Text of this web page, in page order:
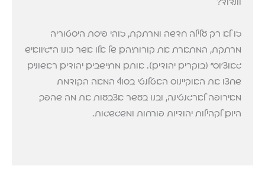
זו לא רק עלילה חדשה ומרתקת, זוהי פיסת היסטוריה
מרתקת, המתארת את קורותיהם של אלו אשר כונו ה"ג'וואיש
גאוצ'וס" (בוקרים יהודים). אותם מתיישבים יהודים ראשונים
שחצו את האוקיינוס האטלנטי בסוף המאה הקודמת
מאירופה לארגנטינה, ובנו בעשר אצבעות את מה שהפך
היום לקהילות יהודיות פורחות ומשגשגות.